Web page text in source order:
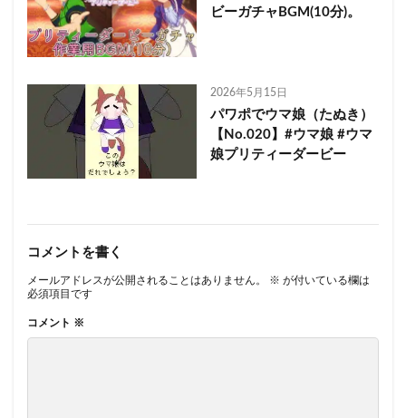
ビーガチャBGM(10分)。
2026年5月15日
パワポでウマ娘（たぬき）
【No.020】#ウマ娘 #ウマ
娘プリティーダービー
コメントを書く
メールアドレスが公開されることはありません。 ※ が付いている欄は
必須項目です
コメント ※